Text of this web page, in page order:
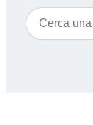
Cerca